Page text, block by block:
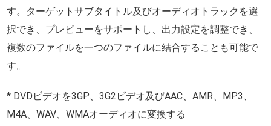
す。ターゲットサブタイトル及びオーディオトラックを選
択でき、プレビューをサポートし、出力設定を調整でき、
複数のファイルを一つのファイルに結合することも可能で
す。
* DVDビデオを3GP、3G2ビデオ及びAAC、AMR、MP3、
M4A、WAV、WMAオーディオに変換する